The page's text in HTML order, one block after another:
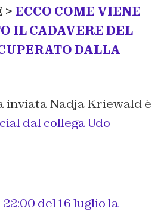
> ECCO COME VIENE
IL CADAVERE DEL
DALLA
inviata Nadja Kriewald è
dal collega Udo
22:00 del 16 luglio la